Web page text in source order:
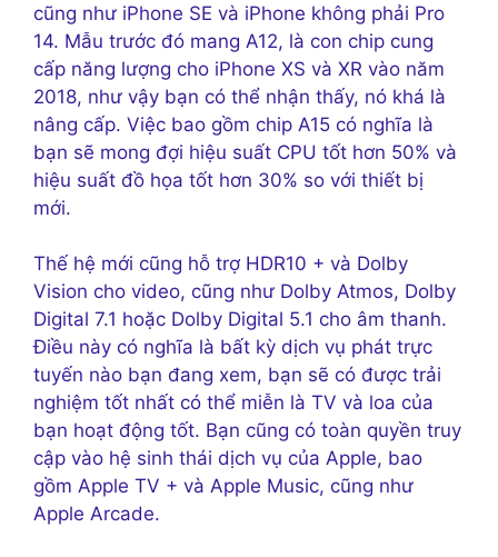
cũng như iPhone SE và iPhone không phải Pro
14. Mẫu trước đó mang A12, là con chip cung
cấp năng lượng cho iPhone XS và XR vào năm
2018, như vậy bạn có thể nhận thấy, nó khá là
nâng cấp. Việc bao gồm chip A15 có nghĩa là
bạn sẽ mong đợi hiệu suất CPU tốt hơn 50% và
hiệu suất đồ họa tốt hơn 30% so với thiết bị
mới.
Thế hệ mới cũng hỗ trợ HDR10 + và Dolby
Vision cho video, cũng như Dolby Atmos, Dolby
Digital 7.1 hoặc Dolby Digital 5.1 cho âm thanh.
Điều này có nghĩa là bất kỳ dịch vụ phát trực
tuyến nào bạn đang xem, bạn sẽ có được trải
nghiệm tốt nhất có thể miễn là TV và loa của
bạn hoạt động tốt. Bạn cũng có toàn quyền truy
cập vào hệ sinh thái dịch vụ của Apple, bao
gồm Apple TV + và Apple Music, cũng như
Apple Arcade.